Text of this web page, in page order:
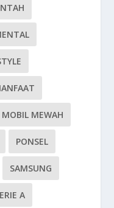
MOBIL MEWAH
PONSEL
SAMSUNG
A